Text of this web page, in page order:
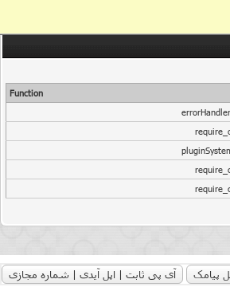
Function
پیامک آی پی ثابت | اپل آیدی | شماره مجازی